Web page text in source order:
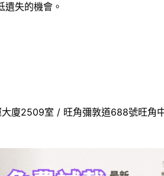
失的機會。
廈2509室 / 旺角彌敦道688號旺角